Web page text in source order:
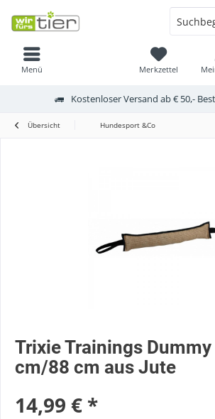
Menü Merkzettel
Kostenloser Versand ab € 50,-
Übersicht Hundesport &Co
Trixie Trainings Dummy
cm/88 cm aus Jute
14,99 € *